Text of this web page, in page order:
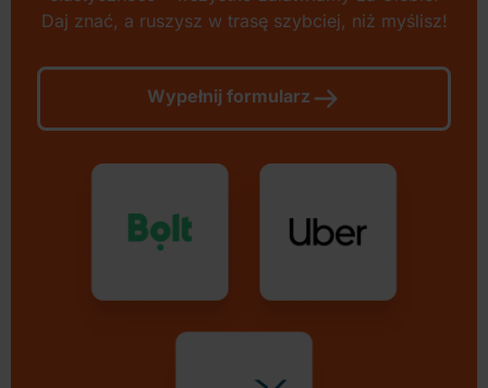
Daj znać, a ruszysz w trasę szybciej, niż myślisz!
Wypełnij formularz